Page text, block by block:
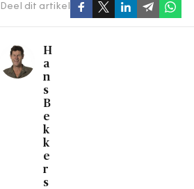
Deel dit artikel
H
a
n
s
B
e
k
k
e
r
s